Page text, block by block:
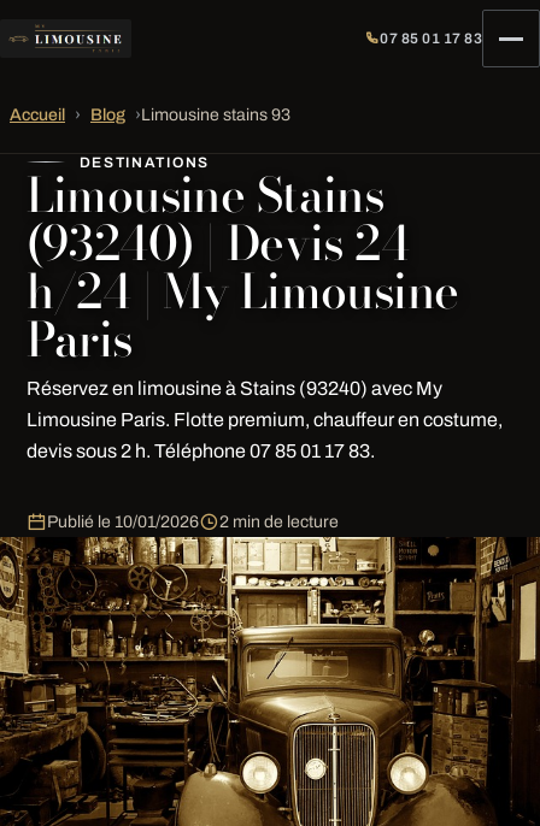
07 85 01 17 83
Accueil › Blog ›Limousine stains 93
DESTINATIONS
Limousine Stains
(93240) | Devis 24
h/24 | My Limousine
Paris
Réservez en limousine à Stains (93240) avec My
Limousine Paris. Flotte premium, chauffeur en costume,
devis sous 2 h. Téléphone 07 85 01 17 83.
Publié le 10/01/2026 2 min de lecture